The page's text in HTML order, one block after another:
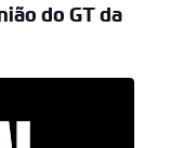
do GT da